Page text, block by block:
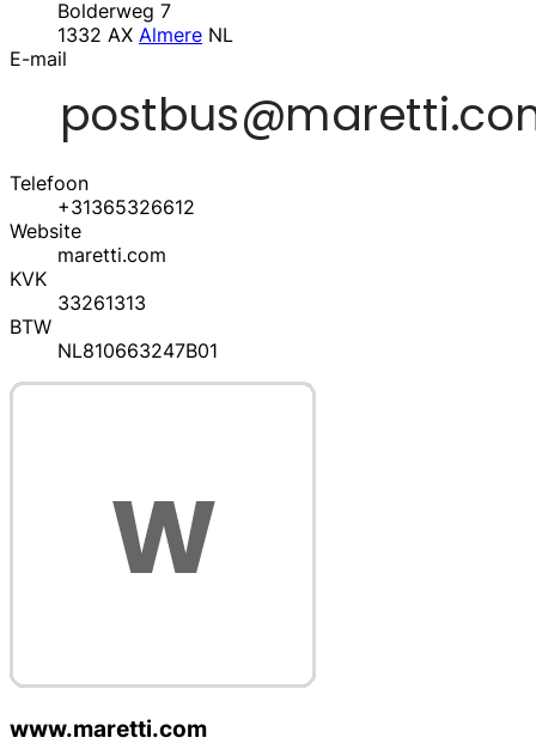
Bolderweg 7
1332 AX Almere NL
E-mail
Telefoon
+31365326612
Website
maretti.com
KVK
33261313
BTW
NL810663247B01
www.maretti.com